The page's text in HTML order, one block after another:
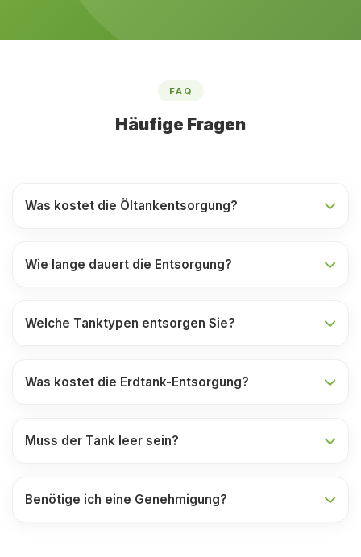
FAQ
Häufige Fragen
Was kostet die Öltankentsorgung?
Wie lange dauert die Entsorgung?
Welche Tanktypen entsorgen Sie?
Was kostet die Erdtank-Entsorgung?
Muss der Tank leer sein?
Benötige ich eine Genehmigung?